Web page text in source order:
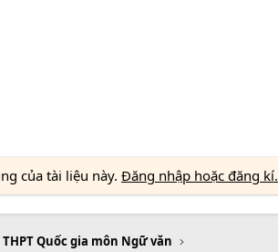
của tài liệu này. Đăng nhập hoặc đăng kí.
Quốc gia môn Ngữ văn